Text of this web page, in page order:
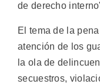
de derecho
El tema de la
atención de los
la ola de
secuestros,